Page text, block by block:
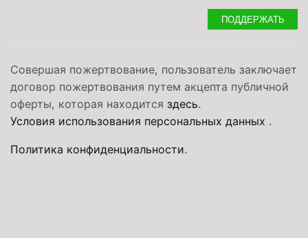
ПОДДЕРЖАТЬ
Совершая пожертвование, пользователь заключает
договор пожертвования путем акцепта публичной
оферты, которая находится здесь.
Условия использования персональных данных .
Политика конфиденциальности.